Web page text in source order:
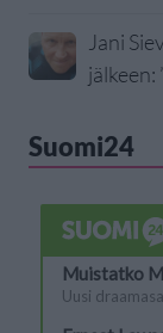
Jani
jälkeen:
Suomi24